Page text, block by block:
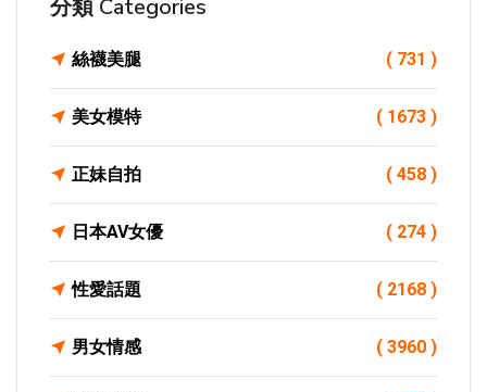
分類 Categories
絲襪美腿 ( 731 )
美女模特 ( 1673 )
正妹自拍 ( 458 )
日本AV女優 ( 274 )
性愛話題 ( 2168 )
男女情感 ( 3960 )